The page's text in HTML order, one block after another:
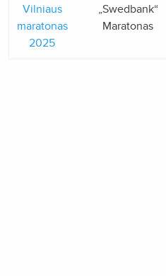
Vilniaus
maratonas
2025
„Swedbank“
Maratonas